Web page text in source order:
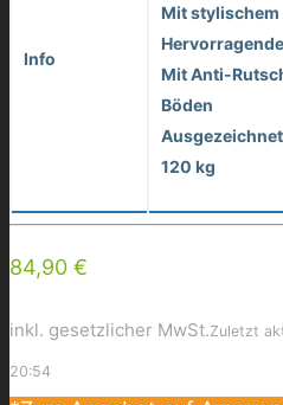
Info
Mit
Mit Anti-
Böden
120 kg
84,90 €
inkl. gesetzlicher MwSt.Zuletzt
20:54